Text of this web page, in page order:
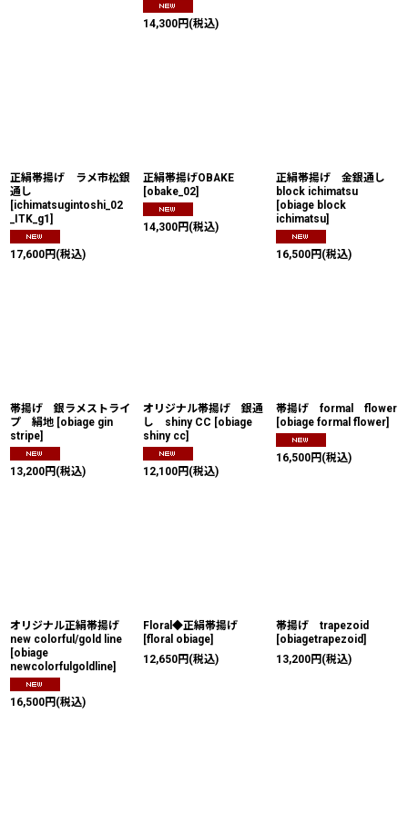
14,300円 (税込)
正絹帯揚げ ラメ市松銀
通し
[ichimatsugintoshi_02
_ITK_g1]
17,600円 (税込)
正絹帯揚げOBAKE
[obake_02]
14,300円 (税込)
正絹帯揚げ 金銀通し
block ichimatsu
[obiage block
ichimatsu]
16,500円 (税込)
帯揚げ 銀ラメストライ
プ 絹地 [obiage gin
stripe]
13,200円 (税込)
オリジナル帯揚げ 銀通
し shiny CC [obiage
shiny cc]
12,100円 (税込)
帯揚げ formal flower
[obiage formal flower]
16,500円 (税込)
オリジナル正絹帯揚げ
new colorful/gold line
[obiage
newcolorfulgoldline]
16,500円 (税込)
Floral◆正絹帯揚げ
[floral obiage]
12,650円 (税込)
帯揚げ trapezoid
[obiagetrapezoid]
13,200円 (税込)